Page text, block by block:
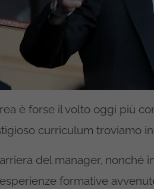
è forse il volto oggi più
curriculum troviamo
del manager, nonché
formative